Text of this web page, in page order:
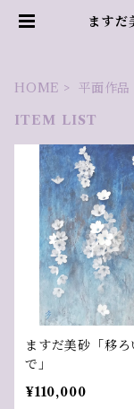
ます
HOME 平面作品
ITEM LIST
ますだ美砂「移ろ
で」
¥110,000